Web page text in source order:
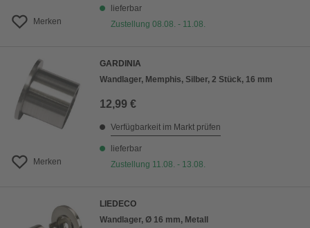
Merken
lieferbar
Zustellung 08.08. - 11.08.
Merken
GARDINIA
Wandlager, Memphis, Silber, 2 Stück, 16 mm
12,99 €
Verfügbarkeit im Markt prüfen
lieferbar
Zustellung 11.08. - 13.08.
LIEDECO
Wandlager, Ø 16 mm, Metall